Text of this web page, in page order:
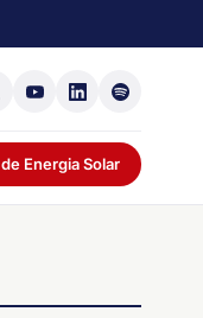
Energia Solar